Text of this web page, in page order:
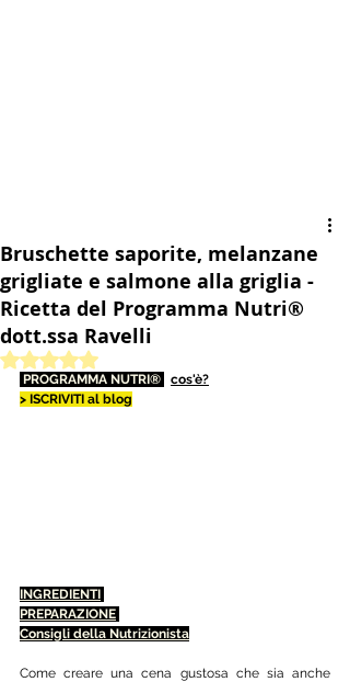
Bruschette saporite, melanzane
grigliate e salmone alla griglia -
Ricetta del Programma Nutri®
dott.ssa Ravelli
Valutazione NaN stelle su 5.
PROGRAMMA NUTRI®
cos'è?
> ISCRIVITI al blog
INGREDIENTI
PREPARAZIONE
Consigli della Nutrizionista
Come creare una cena gustosa che sia anche